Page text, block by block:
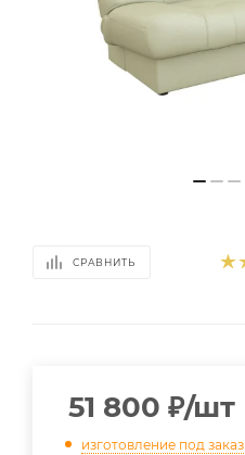
СРАВНИТЬ
51 800 ₽/шт
изготовление под заказ